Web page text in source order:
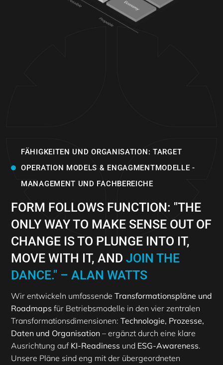
FÄHIGKEITEN UND ORGANISATION: TARGET
OPERATION MODELS & ENGAGMENTMODELLE -
MANAGEMENT UND FACHBEREICHE
FORM FOLLOWS FUNCTION: "THE
ONLY WAY TO MAKE SENSE OUT OF
CHANGE IS TO PLUNGE INTO IT,
MOVE WITH IT, AND JOIN THE
DANCE." – ALAN WATTS
Wir entwickeln umfassende Transformationspläne und
Roadmaps für Betriebsmodelle in den vier zentralen
Transformationsdimensionen: Technologie, Prozesse,
Daten und Organisation – ergänzt durch eine klare
Ausrichtung auf KI-Readiness und ESG-Awareness.
Unsere Pläne sind eng mit der übergeordneten